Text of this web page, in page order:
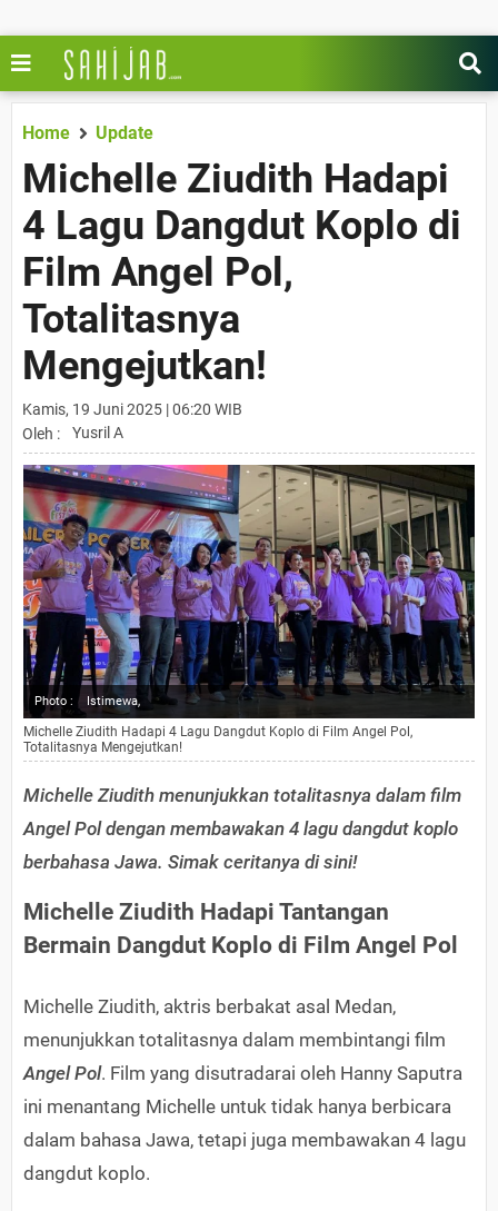
Home Update
Michelle Ziudith Hadapi
4 Lagu Dangdut Koplo di
Film Angel Pol,
Totalitasnya
Mengejutkan!
Kamis, 19 Juni 2025 | 06:20 WIB
Oleh :
Yusril A
Photo : Istimewa,
Michelle Ziudith Hadapi 4 Lagu Dangdut Koplo di Film Angel Pol,
Totalitasnya Mengejutkan!
Michelle Ziudith menunjukkan totalitasnya dalam film
Angel Pol dengan membawakan 4 lagu dangdut koplo
berbahasa Jawa. Simak ceritanya di sini!
Michelle Ziudith Hadapi Tantangan
Bermain Dangdut Koplo di Film Angel Pol
Michelle Ziudith, aktris berbakat asal Medan,
menunjukkan totalitasnya dalam membintangi film
Angel Pol. Film yang disutradarai oleh Hanny Saputra
ini menantang Michelle untuk tidak hanya berbicara
dalam bahasa Jawa, tetapi juga membawakan 4 lagu
dangdut koplo.